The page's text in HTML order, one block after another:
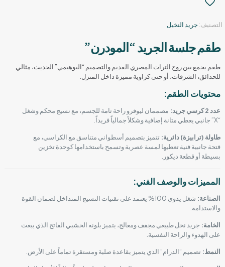
التصنيف: جريد النخيل
طقم جلسة الجريد “المودرن”
طقم يجمع بين روح التراث المصري القديم والتصميم “البوهيمي” الحديث، مثالي
للحدائق، الشرفات، أو حتى كزاوية مميزة داخل المنزل.
محتويات الطقم:
عدد 2 كرسي جريد:
مصممان ليوفرو راحة تامة للجسم، مع نسيج محكم وشغل
“X” جانبي يعطي متانة إضافية وشكلاً جمالياً فريداً.
طاولة (ترابيزة) دائرية: تتميز بتصميم أسطواني متناسق مع الكراسي، مع
فتحة جانبية فنية تعطيها لمسة عصرية وتسمح باستخدامها كوحدة تخزين
بسيطة أو قطعة ديكور.
المميزات والوصف الفني:
الصناعة:
شغل يدوي 100% يعتمد على تقنيات النسيج المتداخل لضمان القوة
والاستدامة.
الخامة: جريد نخل طبيعي مجفف ومعالج، يتميز بلونه الخشبي الفاتح الذي يبعث
على الهدوء والراحة النفسية.
النمط: تصميم “الدرام” الذي يتميز بقاعدة صلبة ومستقرة تماماً على الأرض.